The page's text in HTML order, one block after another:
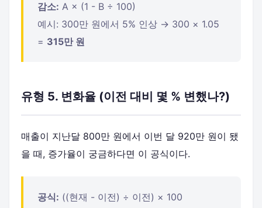
감소: A × (1 - B ÷ 100)
예시: 300만 원에서 5% 인상 → 300 × 1.05
= 315만 원
유형 5. 변화율 (이전 대비 몇 % 변했나?)
매출이 지난달 800만 원에서 이번 달 920만 원이 됐
을 때, 증가율이 궁금하다면 이 공식이다.
공식: ((현재 - 이전) ÷ 이전) × 100